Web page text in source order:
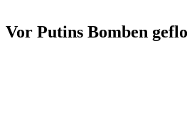
Vor Putins Bomben